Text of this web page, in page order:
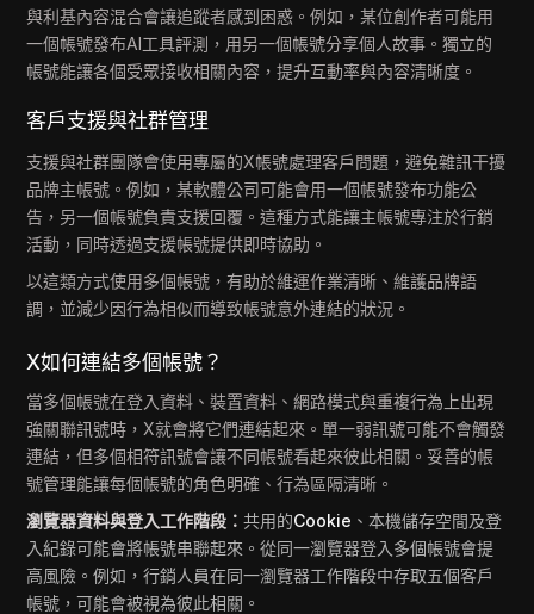
與利基內容混合會讓追蹤者感到困惑。例如，某位創作者可能用
一個帳號發布AI工具評測，用另一個帳號分享個人故事。獨立的
帳號能讓各個受眾接收相關內容，提升互動率與內容清晰度。
客戶支援與社群管理
支援與社群團隊會使用專屬的X帳號處理客戶問題，避免雜訊干擾
品牌主帳號。例如，某軟體公司可能會用一個帳號發布功能公
告，另一個帳號負責支援回覆。這種方式能讓主帳號專注於行銷
活動，同時透過支援帳號提供即時協助。
以這類方式使用多個帳號，有助於維運作業清晰、維護品牌語
調，並減少因行為相似而導致帳號意外連結的狀況。
X如何連結多個帳號？
當多個帳號在登入資料、裝置資料、網路模式與重複行為上出現
強關聯訊號時，X就會將它們連結起來。單一弱訊號可能不會觸發
連結，但多個相符訊號會讓不同帳號看起來彼此相關。妥善的帳
號管理能讓每個帳號的角色明確、行為區隔清晰。
瀏覽器資料與登入工作階段：共用的Cookie 、本機儲存空間及登
入紀錄可能會將帳號串聯起來。從同一瀏覽器登入多個帳號會提
高風險。例如，行銷人員在同一瀏覽器工作階段中存取五個客戶
帳號，可能會被視為彼此相關。